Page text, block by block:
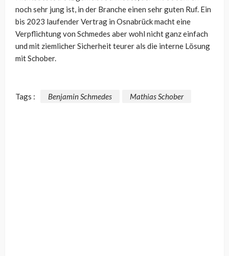
noch sehr jung ist, in der Branche einen sehr guten Ruf. Ein
bis 2023 laufender Vertrag in Osnabrück macht eine
Verpflichtung von Schmedes aber wohl nicht ganz einfach
und mit ziemlicher Sicherheit teurer als die interne Lösung
mit Schober.
Tags : Benjamin Schmedes Mathias Schober